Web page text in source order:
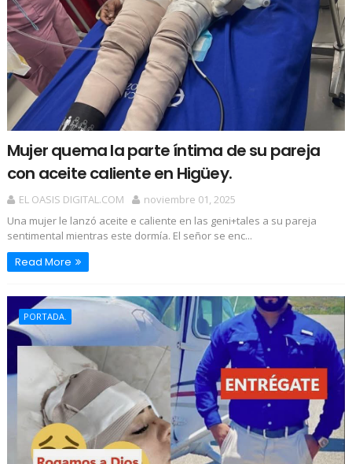
Mujer quema la parte íntima de su pareja
con aceite caliente en Higüey.
EL OASIS DIGITAL.COM
noviembre 01, 2025
Una mujer le lanzó aceite e caliente en las geni+tales a su pareja
sentimental mientras este dormía. El señor se enc...
Read More
PORTADA.